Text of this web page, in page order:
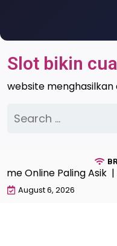
content
Slot bikin
website menghasilkan
for:
Online Paling Asik |
August 6, 2026